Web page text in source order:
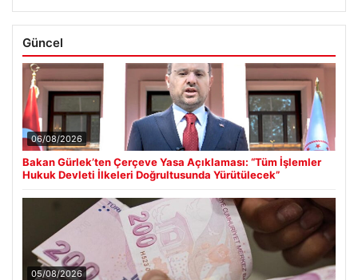
Güncel
06/08/2026
Bakan Gürlek’ten Çerçeve Yasa Açıklaması: “Tüm İşlemler
Hukuk Devleti İlkeleri Doğrultusunda Yürütülecek”
05/08/2026